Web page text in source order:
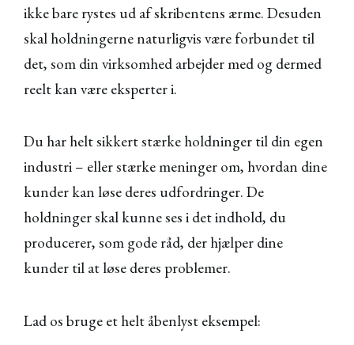
ikke bare rystes ud af skribentens ærme. Desuden
skal holdningerne naturligvis være forbundet til
det, som din virksomhed arbejder med og dermed
reelt kan være eksperter i.
Du har helt sikkert stærke holdninger til din egen
industri – eller stærke meninger om, hvordan dine
kunder kan løse deres udfordringer. De
holdninger skal kunne ses i det indhold, du
producerer, som gode råd, der hjælper dine
kunder til at løse deres problemer.
Lad os bruge et helt åbenlyst eksempel: